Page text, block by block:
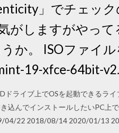
」でチェック
がしますがやっ
か。 ISOファイ
19-xfce-64bit-
ライブ上でOSを起動できるラ
込んでインストールしたいPC上
04/22 2018/08/14 2020/01/13